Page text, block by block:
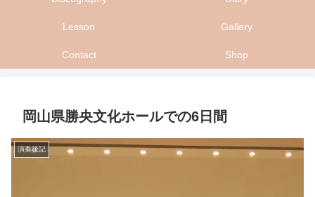
Lesson Gallery
Contact Shop
岡山県勝央文化ホールでの6日間
演奏後記